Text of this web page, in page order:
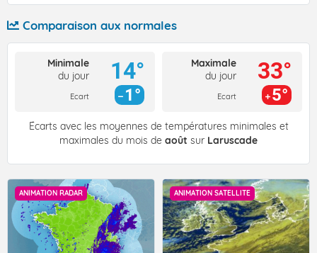
Comparaison aux normales
Minimale
du jour
Ecart
14°
1°
Maximale
du jour
Ecart
33°
5°
Écarts avec les moyennes de températures minimales et
maximales du mois de août sur Laruscade
ANIMATION RADAR ANIMATION SATELLITE